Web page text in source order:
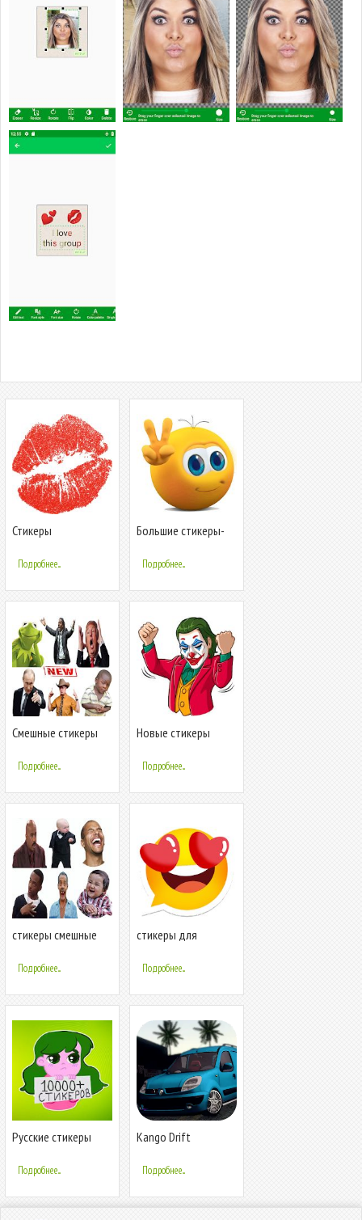
Стикеры
in Love
Подробнее...
Большие стикеры-
WAStickerApps
Подробнее...
Смешные стикеры
WAStickerApps
Подробнее...
Новые стикеры
WAstickerapps
Подробнее...
стикеры смешные
- WAStickerApps
Подробнее...
стикеры для
WAStickerApps
Подробнее...
Русские стикеры
Подробнее...
Kango Drift
Подробнее...